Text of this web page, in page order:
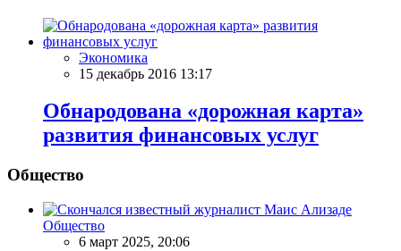
Экономика
15 декабрь 2016 13:17
Обнародована «дорожная карта»
развития финансовых услуг
Общество
Общество
6 март 2025, 20:06